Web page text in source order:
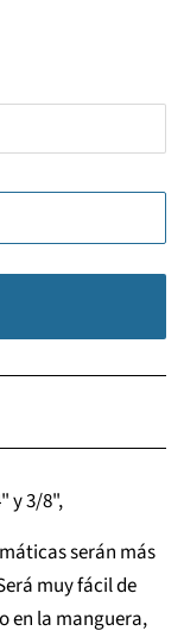
y 3/8",
serán más
muy fácil de
en la manguera,